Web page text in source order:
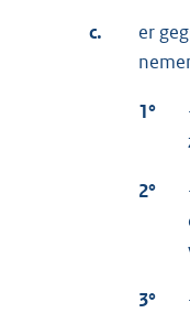
c.
er
1°
2°
3°